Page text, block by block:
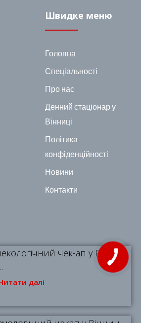
Швидке меню
Головна
Спеціальності
Про нас
Денний стаціонар у
Вінниці
Політика
конфіденційності
Новини
Контакти
чек-ап у Вінниці
далі